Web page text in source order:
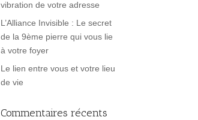
vibration de votre adresse
L’Alliance Invisible : Le secret
de la 9ème pierre qui vous lie
à votre foyer
Le lien entre vous et votre lieu
de vie
Commentaires récents